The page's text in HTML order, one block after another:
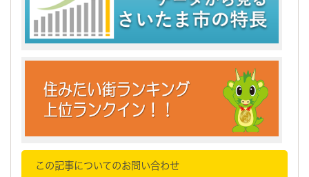
この記事についてのお問い合わせ